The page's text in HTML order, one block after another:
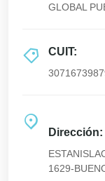
GLOBAL
CUIT:
Dirección:
1629-